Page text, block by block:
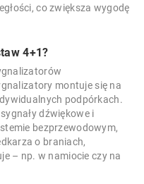
co zwiększa wygodę
4+1?
montuje się na
podpórkach.
dźwiękowe i
bezprzewodowym,
o braniach,
– np. w namiocie czy na